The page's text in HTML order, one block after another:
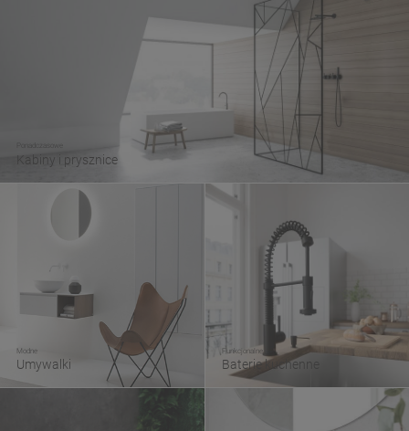
Ponadczasowe
Kabiny i prysznice
Modne
Umywalki
Funkcjonalne
Baterie kuchenne